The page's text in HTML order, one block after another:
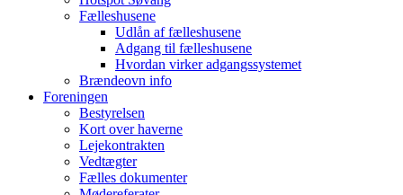
Fælleshusene
Udlån af fælleshusene
Adgang til fælleshusene
Hvordan virker adgangssystemet
Brændeovn info
Foreningen
Bestyrelsen
Kort over haverne
Lejekontrakten
Vedtægter
Fælles dokumenter